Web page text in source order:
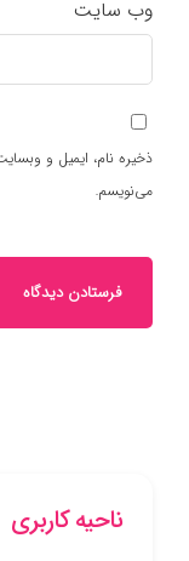
وب‌ سایت
ذخیره نام، ایمیل و
می‌نویسم.
ناحیه کاربری